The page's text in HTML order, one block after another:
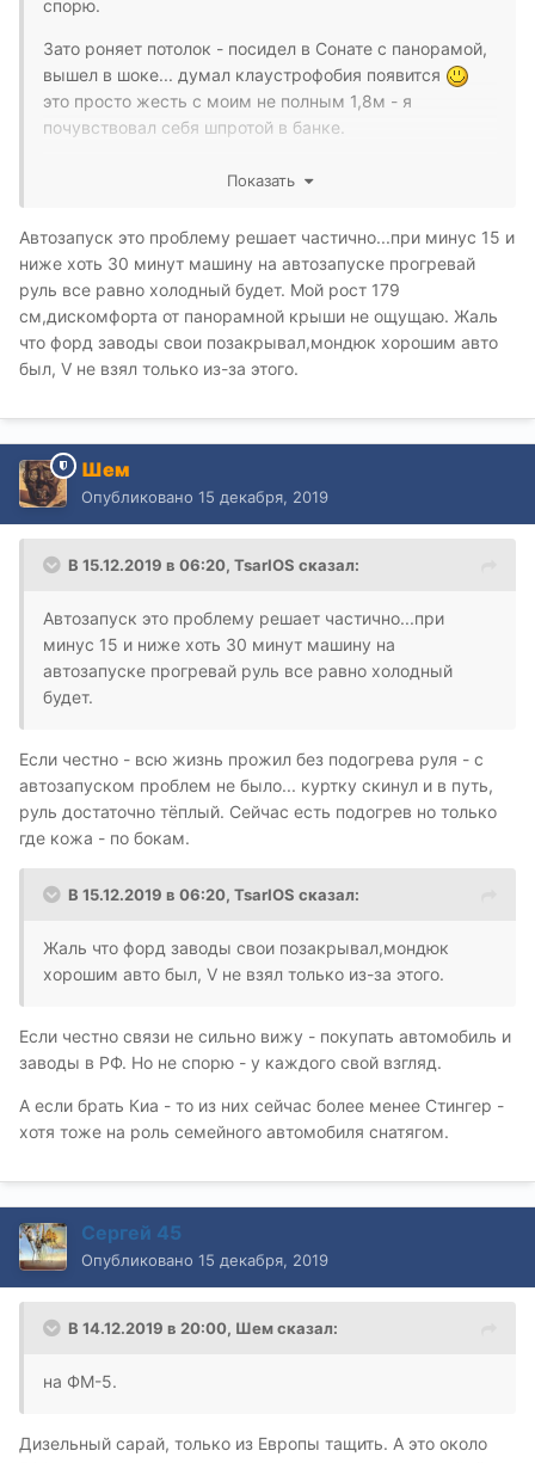
спорю.
Зато роняет потолок - посидел в Сонате с панорамой,
вышел в шоке... думал клаустрофобия появится
это просто жесть с моим не полным 1,8м - я
почувствовал себя шпротой в банке.
А вот посидел в Оптиме - без панорамы - всё ровно с
Да... наверно ты прав
- корейцы чем-то на
русских похоже - порой видишь в их поделках - и так
сойдёт...
Показать
Автозапуск это проблему решает частично...при минус 15 и
ниже хоть 30 минут машину на автозапуске прогревай
руль все равно холодный будет. Мой рост 179
см,дискомфорта от панорамной крыши не ощущаю. Жаль
что форд заводы свои позакрывал,мондюк хорошим авто
был, V не взял только из-за этого.
Шем
Опубликовано 15 декабря, 2019
В 15.12.2019 в 06:20, TsarIOS сказал:
Автозапуск это проблему решает частично...при
минус 15 и ниже хоть 30 минут машину на
автозапуске прогревай руль все равно холодный
будет.
Если честно - всю жизнь прожил без подогрева руля - с
автозапуском проблем не было... куртку скинул и в путь,
руль достаточно тёплый. Сейчас есть подогрев но только
где кожа - по бокам.
В 15.12.2019 в 06:20, TsarIOS сказал:
Жаль что форд заводы свои позакрывал,мондюк
хорошим авто был, V не взял только из-за этого.
Если честно связи не сильно вижу - покупать автомобиль и
заводы в РФ. Но не спорю - у каждого свой взгляд.
А если брать Киа - то из них сейчас более менее Стингер -
хотя тоже на роль семейного автомобиля снатягом.
Сергей 45
Опубликовано 15 декабря, 2019
В 14.12.2019 в 20:00, Шемсказал:
на ФМ-5.
Дизельный сарай, только из Европы тащить. А это около